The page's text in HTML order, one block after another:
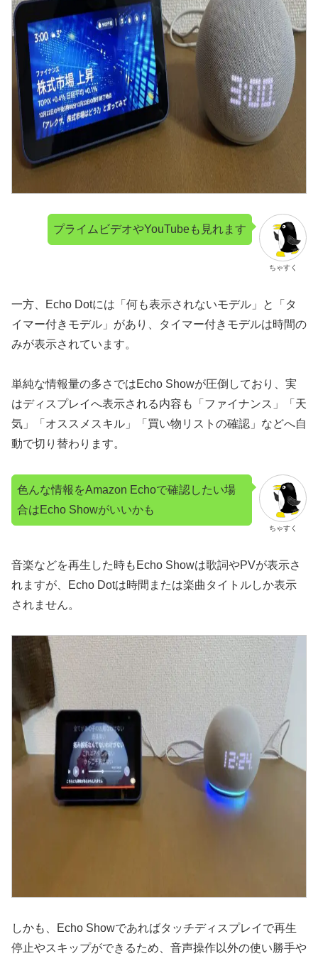
ちゃすく
プライムビデオやYouTubeも見れます
一方、Echo Dotには「何も表示されないモデル」と「タ
イマー付きモデル」があり、タイマー付きモデルは時間の
みが表示されています。
単純な情報量の多さではEcho Showが圧倒しており、実
はディスプレイへ表示される内容も「ファイナンス」「天
気」「オススメスキル」「買い物リストの確認」などへ自
動で切り替わります。
ちゃすく
色んな情報をAmazon Echoで確認したい場
合はEcho Showがいいかも
音楽などを再生した時もEcho Showは歌詞やPVが表示さ
れますが、Echo Dotは時間または楽曲タイトルしか表示
されません。
しかも、Echo Showであればタッチディスプレイで再生
停止やスキップができるため、音声操作以外の使い勝手や